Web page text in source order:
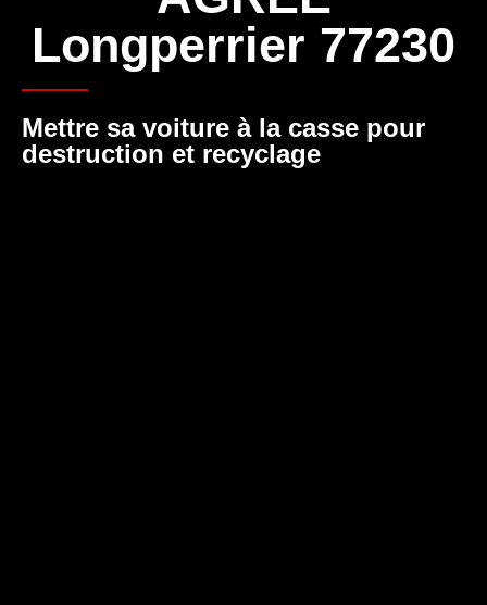
Longperrier 77230
Mettre sa voiture à la casse pour
destruction et recyclage